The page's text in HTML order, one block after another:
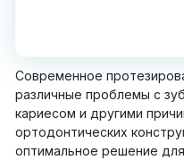
Современное
различные проблемы с
кариесом и другими
ортодонтических
оптимальное решение